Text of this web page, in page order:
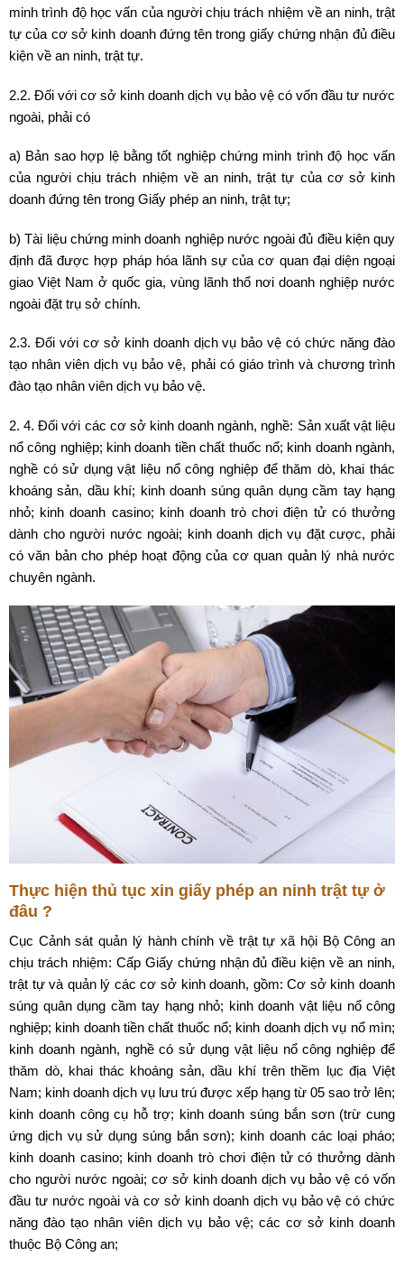
minh trình độ học vấn của người chịu trách nhiệm về an ninh, trật
tự của cơ sở kinh doanh đứng tên trong giấy chứng nhận đủ điều
kiện về an ninh, trật tự.
2.2. Đối với cơ sở kinh doanh dịch vụ bảo vệ có vốn đầu tư nước
ngoài, phải có
a) Bản sao hợp lệ bằng tốt nghiệp chứng minh trình độ học vấn
của người chịu trách nhiệm về an ninh, trật tự của cơ sở kinh
doanh đứng tên trong Giấy phép an ninh, trật tự;
b) Tài liệu chứng minh doanh nghiệp nước ngoài đủ điều kiện quy
định đã được hợp pháp hóa lãnh sự của cơ quan đại diện ngoại
giao Việt Nam ở quốc gia, vùng lãnh thổ nơi doanh nghiệp nước
ngoài đặt trụ sở chính.
2.3. Đối với cơ sở kinh doanh dịch vụ bảo vệ có chức năng đào
tạo nhân viên dịch vụ bảo vệ, phải có giáo trình và chương trình
đào tạo nhân viên dịch vụ bảo vệ.
2. 4. Đối với các cơ sở kinh doanh ngành, nghề: Sản xuất vật liệu
nổ công nghiệp; kinh doanh tiền chất thuốc nổ; kinh doanh ngành,
nghề có sử dụng vật liệu nổ công nghiệp để thăm dò, khai thác
khoáng sản, dầu khí; kinh doanh súng quân dụng cầm tay hạng
nhỏ; kinh doanh casino; kinh doanh trò chơi điện tử có thưởng
dành cho người nước ngoài; kinh doanh dịch vụ đặt cược, phải
có văn bản cho phép hoạt động của cơ quan quản lý nhà nước
chuyên ngành.
Thực hiện thủ tục xin giấy phép an ninh trật tự ở
đâu ?
Cục Cảnh sát quản lý hành chính về trật tự xã hội Bộ Công an
chịu trách nhiệm: Cấp Giấy chứng nhận đủ điều kiện về an ninh,
trật tự và quản lý các cơ sở kinh doanh, gồm: Cơ sở kinh doanh
súng quân dụng cầm tay hạng nhỏ; kinh doanh vật liệu nổ công
nghiệp; kinh doanh tiền chất thuốc nổ; kinh doanh dịch vụ nổ mìn;
kinh doanh ngành, nghề có sử dụng vật liệu nổ công nghiệp để
thăm dò, khai thác khoáng sản, dầu khí trên thềm lục địa Việt
Nam; kinh doanh dịch vụ lưu trú được xếp hạng từ 05 sao trở lên;
kinh doanh công cụ hỗ trợ; kinh doanh súng bắn sơn (trừ cung
ứng dịch vụ sử dụng súng bắn sơn); kinh doanh các loại pháo;
kinh doanh casino; kinh doanh trò chơi điện tử có thưởng dành
cho người nước ngoài; cơ sở kinh doanh dịch vụ bảo vệ có vốn
đầu tư nước ngoài và cơ sở kinh doanh dịch vụ bảo vệ có chức
năng đào tạo nhân viên dịch vụ bảo vệ; các cơ sở kinh doanh
thuộc Bộ Công an;